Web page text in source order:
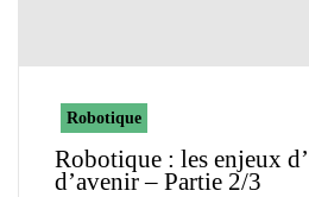
Robotique
Robotique : les enjeux
d’avenir – Partie 2/3